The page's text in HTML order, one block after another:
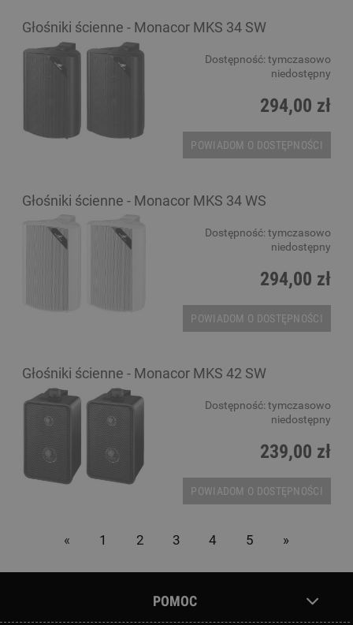
Głośniki ścienne - Monacor MKS 34 SW
Dostępność: tymczasowo
niedostępny
294,00 zł
POWIADOM O DOSTĘPNOŚCI
Głośniki ścienne - Monacor MKS 34 WS
Dostępność: tymczasowo
niedostępny
294,00 zł
POWIADOM O DOSTĘPNOŚCI
Głośniki ścienne - Monacor MKS 42 SW
Dostępność: tymczasowo
niedostępny
239,00 zł
POWIADOM O DOSTĘPNOŚCI
« 1 2 3 4 5 »
POMOC